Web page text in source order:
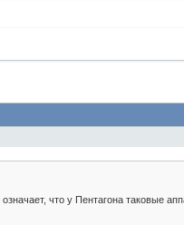
что у Пентагона таковые